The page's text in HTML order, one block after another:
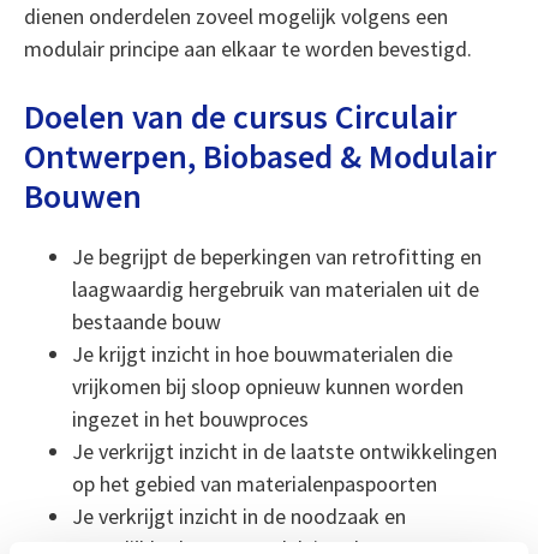
dienen onderdelen zoveel mogelijk volgens een
modulair principe aan elkaar te worden bevestigd.
Doelen van de cursus Circulair
Ontwerpen, Biobased & Modulair
Bouwen
Je begrijpt de beperkingen van retrofitting en
laagwaardig hergebruik van materialen uit de
bestaande bouw
Je krijgt inzicht in hoe bouwmaterialen die
vrijkomen bij sloop opnieuw kunnen worden
ingezet in het bouwproces
Je verkrijgt inzicht in de laatste ontwikkelingen
op het gebied van materialenpaspoorten
Je verkrijgt inzicht in de noodzaak en